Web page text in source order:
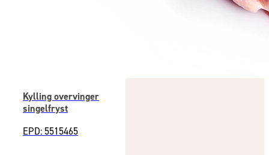
Kylling overvinger
singelfryst
EPD: 5515465